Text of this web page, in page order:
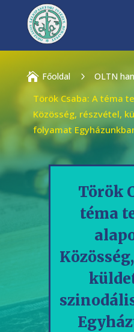
 Főoldal 5 OLTN
Török Csaba: A téma
Közösség, részvétel,
folyamat
Török
téma